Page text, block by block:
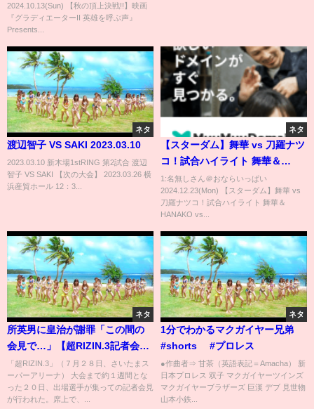
WRESTLING 2024 オープニング
VTR【新日本プロレス 10.14両国
2024.10.13(Sun) 【秋の頂上決戦!!】映画
『グラディエーターII 英雄を呼ぶ声』
Presents...
ネタ
渡辺智子 VS SAKI 2023.03.10
2023.03.10 新木場1stRING 第2試合 渡辺
智子 VS SAKI 【次の大会】 2023.03.26 横
浜産貿ホール 12：3...
ネタ
【スターダム】舞華 vs 刀羅ナツ
コ！試合ハイライト 舞華＆
HANAKO vs 刀羅ナツコ＆琉悪
夏！タッグリーグ決勝トーナメ
ント一回戦！-12.7静岡・浜松大
1:名無しさん＠おならいっぱい
2024.12.23(Mon) 【スターダム】舞華 vs
刀羅ナツコ！試合ハイライト 舞華＆
HANAKO vs...
ネタ
所英男に皇治が謝罪「この間の
会見で…」【超RIZIN.3記者会
見】所は妻への思いも込めてヒ
ロヤ戦へ
「超RIZIN.3」（７月２８日、さいたまス
ーパーアリーナ） 大会まで約１週間とな
った２０日、出場選手が集っての記者会見
が行われた。席上で、...
ネタ
1分でわかるマクガイヤー兄弟
#shorts #プロレス
●作曲者⇒ 甘茶（英語表記＝Amacha） 新
日本プロレス 双子 マクガイヤーツインズ
マクガイヤーブラザーズ 巨漢 デブ 見世物
山本小鉄...